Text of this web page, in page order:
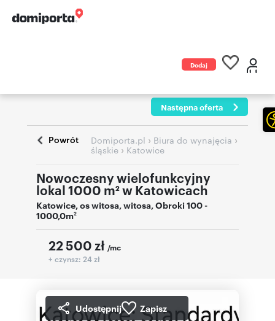
Dodaj
Następna oferta
Powrót Domiporta.pl › Biura do wynajęcia ›
śląskie › Katowice
Nowoczesny wielofunkcyjny
lokal 1000 m² w Katowicach
Katowice,os witosa,witosa,Obroki 100-
1000,0m2
22 500 zł /mc
+ czynsz: 24 zł
Udostępnij Zapisz